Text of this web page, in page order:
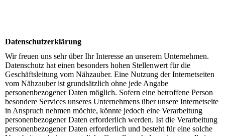
Datenschutzerklärung
Wir freuen uns sehr über Ihr Interesse an unserem Unternehmen.
Datenschutz hat einen besonders hohen Stellenwert für die
Geschäftsleitung vom Nähzauber. Eine Nutzung der Internetseiten
vom Nähzauber ist grundsätzlich ohne jede Angabe
personenbezogener Daten möglich. Sofern eine betroffene Person
besondere Services unseres Unternehmens über unsere Internetseite
in Anspruch nehmen möchte, könnte jedoch eine Verarbeitung
personenbezogener Daten erforderlich werden. Ist die Verarbeitung
personenbezogener Daten erforderlich und besteht für eine solche